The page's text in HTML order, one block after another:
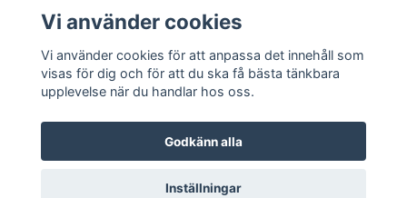
Vi använder cookies
Vi använder cookies för att anpassa det innehåll som
visas för dig och för att du ska få bästa tänkbara
upplevelse när du handlar hos oss.
Godkänn alla
Inställningar